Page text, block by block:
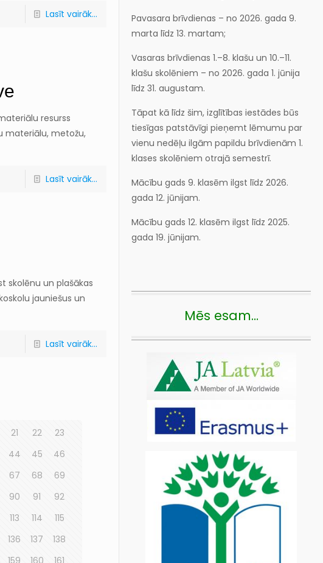
Lasīt vairāk...
resurss
materiālu, metožu,
Lasīt vairāk...
skolēnu un plašākas
jauniešus un
Lasīt vairāk...
21 22
23
44 45
46
67 68
69
90 91
92
113 114
115
136 137
138
Pavasara brīvdienas – no 2026. gada 9.
marta līdz 13. martam;
Vasaras brīvdienas 1.–8. klašu un 10.–11.
klašu skolēniem – no 2026. gada 1. jūnija
līdz 31. augustam.
Tāpat kā līdz šim, izglītības iestādes būs
tiesīgas patstāvīgi pieņemt lēmumu par
vienu nedēļu ilgām papildu brīvdienām 1.
klases skolēniem otrajā semestrī.
Mācību gads 9. klasēm ilgst līdz 2026.
gada 12. jūnijam.
Mācību gads 12. klasēm ilgst līdz 2025.
gada 19. jūnijam.
Mēs esam…